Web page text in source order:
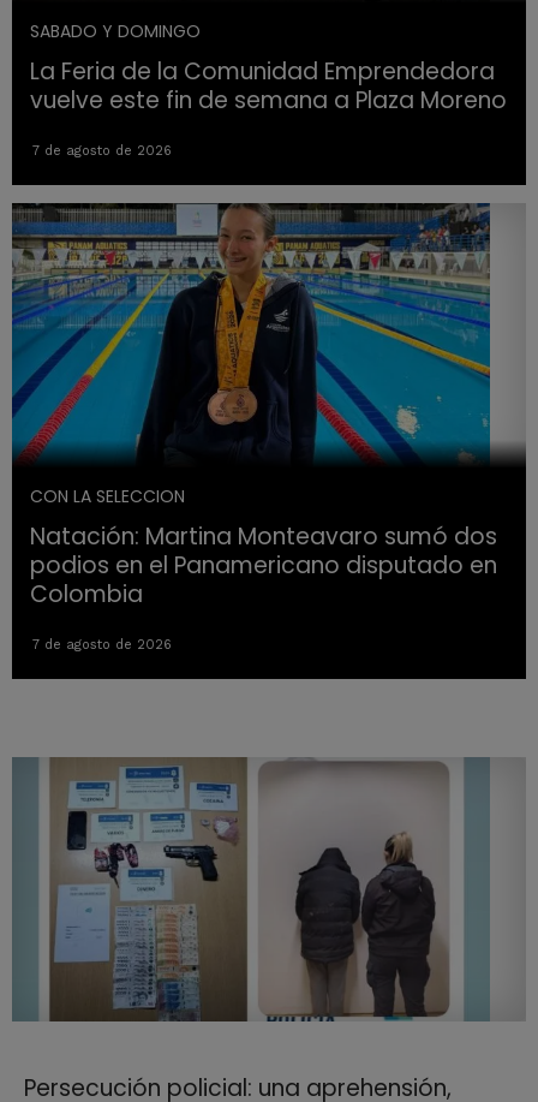
SABADO Y DOMINGO
La Feria de la Comunidad Emprendedora
vuelve este fin de semana a Plaza Moreno
7 de agosto de 2026
CON LA SELECCION
Natación: Martina Monteavaro sumó dos
podios en el Panamericano disputado en
Colombia
7 de agosto de 2026
Persecución policial: una aprehensión,